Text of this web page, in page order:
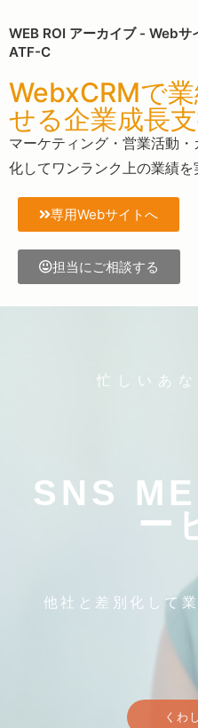
WEB ROI アーカイブ - Webサ
ATF-C
WebxCRMで
せる企業成長
マーケティング・営業活動
化してワンランク上の業績を
専用Webサイトへ
担当にご相談する
忙しいあ
SNS
ー
他社と差別化して
くわ